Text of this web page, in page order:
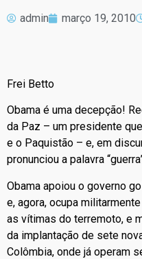
admin março 19, 2010
Frei Betto
Obama é uma decepção!
da Paz – um presidente
e o Paquistão – e, em
pronunciou a palavra
Obama apoiou o governo
e, agora, ocupa
as vítimas do terremoto, e
da implantação de sete
Colômbia, onde já operam